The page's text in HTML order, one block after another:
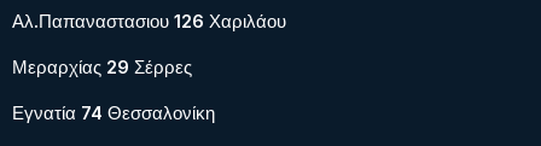
Αλ.Παπαναστασιου 126 Χαριλάου
Μεραρχίας 29 Σέρρες
Εγνατία 74 Θεσσαλονίκη